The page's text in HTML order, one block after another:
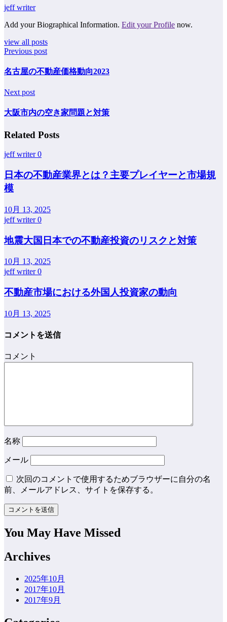
jeff writer
Add your Biographical Information. Edit your Profile now.
view all posts
Previous post
名古屋の不動産価格動向2023
Next post
大阪市内の空き家問題と対策
Related Posts
jeff writer0
日本の不動産業界とは？主要プレイヤーと市場規
模
10月 13, 2025
jeff writer0
地震大国日本での不動産投資のリスクと対策
10月 13, 2025
jeff writer0
不動産市場における外国人投資家の動向
10月 13, 2025
コメントを送信
コメント
名称
メール
次回のコメントで使用するためブラウザーに自分の名
前、メールアドレス、サイトを保存する。
You May Have Missed
Archives
2025年10月
2017年10月
2017年9月